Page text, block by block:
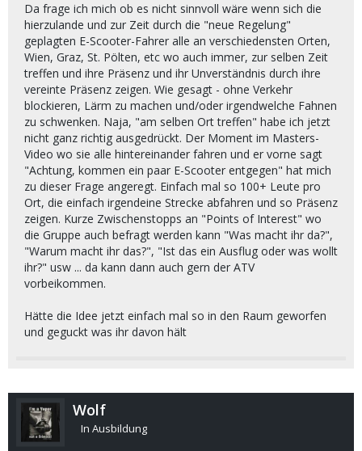
Da frage ich mich ob es nicht sinnvoll wäre wenn sich die
hierzulande und zur Zeit durch die "neue Regelung"
geplagten E-Scooter-Fahrer alle an verschiedensten Orten,
Wien, Graz, St. Pölten, etc wo auch immer, zur selben Zeit
treffen und ihre Präsenz und ihr Unverständnis durch ihre
vereinte Präsenz zeigen. Wie gesagt - ohne Verkehr
blockieren, Lärm zu machen und/oder irgendwelche Fahnen
zu schwenken. Naja, "am selben Ort treffen" habe ich jetzt
nicht ganz richtig ausgedrückt. Der Moment im Masters-
Video wo sie alle hintereinander fahren und er vorne sagt
"Achtung, kommen ein paar E-Scooter entgegen" hat mich
zu dieser Frage angeregt. Einfach mal so 100+ Leute pro
Ort, die einfach irgendeine Strecke abfahren und so Präsenz
zeigen. Kurze Zwischenstopps an "Points of Interest" wo
die Gruppe auch befragt werden kann "Was macht ihr da?",
"Warum macht ihr das?", "Ist das ein Ausflug oder was wollt
ihr?" usw ... da kann dann auch gern der ATV
vorbeikommen.
Hätte die Idee jetzt einfach mal so in den Raum geworfen
und geguckt was ihr davon hält
Wolf
In Ausbildung